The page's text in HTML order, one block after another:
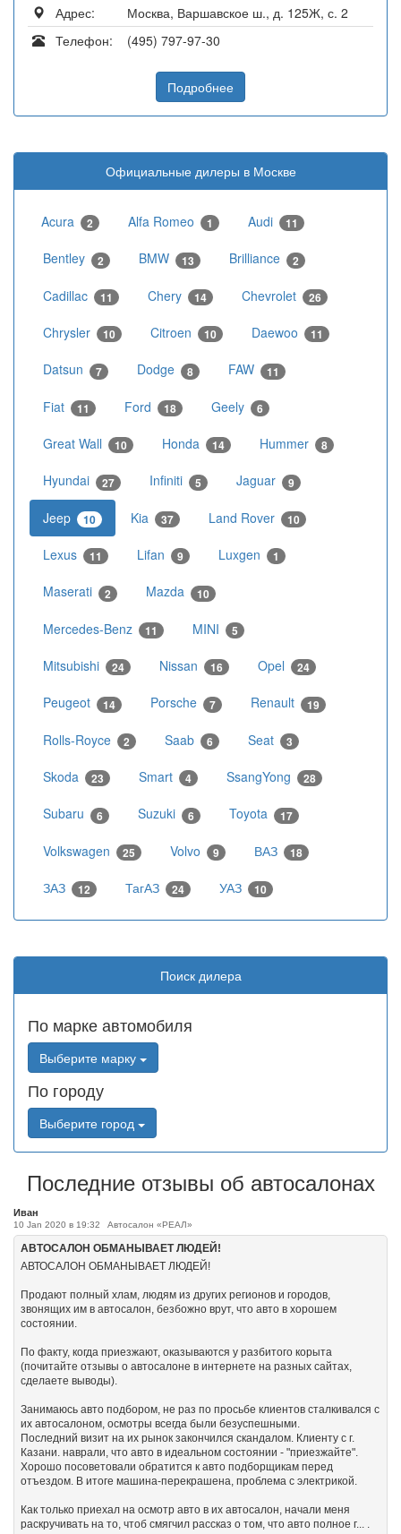
Адрес:
Москва, Варшавское ш., д. 125Ж, с. 2
Телефон:
(495) 797-97-30
Подробнее
Официальные дилеры в Москве
Acura 2 Alfa Romeo 1 Audi 11
Bentley 2 BMW 13 Brilliance 2
Cadillac 11 Chery 14 Chevrolet 26
Chrysler 10 Citroen 10 Daewoo 11
Datsun 7 Dodge 8 FAW 11
Fiat 11 Ford 18 Geely 6
Great Wall 10 Honda 14 Hummer 8
Hyundai 27 Infiniti 5 Jaguar 9
Jeep 10 Kia 37 Land Rover 10
Lexus 11 Lifan 9 Luxgen 1
Maserati 2 Mazda 10
Mercedes-Benz 11 MINI 5
Mitsubishi 24 Nissan 16 Opel 24
Peugeot 14 Porsche 7 Renault 19
Rolls-Royce 2 Saab 6 Seat 3
Skoda 23 Smart 4 SsangYong 28
Subaru 6 Suzuki 6 Toyota 17
Volkswagen 25 Volvo 9 ВАЗ 18
ЗАЗ 12 ТагАЗ 24 УАЗ 10
Поиск дилера
По марке автомобиля
Выберите марку
По городу
Выберите город
Последние отзывы об автосалонах
Иван
10 Jan 2020 в 19:32 Автосалон «РЕАЛ»
АВТОСАЛОН ОБМАНЫВАЕТ ЛЮДЕЙ!
АВТОСАЛОН ОБМАНЫВАЕТ ЛЮДЕЙ!
Продают полный хлам, людям из других регионов и городов,
звонящих им в автосалон, безбожно врут, что авто в хорошем
состоянии.
По факту, когда приезжают, оказываются у разбитого корыта
(почитайте отзывы о автосалоне в интернете на разных сайтах,
сделаете выводы).
Занимаюсь авто подбором, не раз по просьбе клиентов сталкивался с
их автосалоном, осмотры всегда были безуспешными.
Последний визит на их рынок закончился скандалом. Клиенту с г.
Казани. наврали, что авто в идеальном состоянии - "приезжайте".
Хорошо посоветовали обратится к авто подборщикам перед
отъездом. В итоге машина-перекрашена, проблема с электрикой.
Как только приехал на осмотр авто в их автосалон, начали меня
раскручивать на то, чтоб смягчил рассказ о том, что авто полное г... .